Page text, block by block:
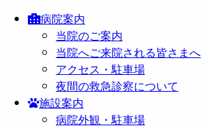
病院案内
当院のご案内
当院へご来院される皆さまへ
アクセス・駐車場
夜間の救急診察について
施設案内
病院外観・駐車場